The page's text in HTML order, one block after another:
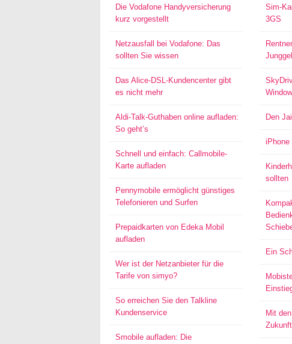
Die Vodafone Handyversicherung
kurz vorgestellt
Netzausfall bei Vodafone: Das
sollten Sie wissen
Das Alice-DSL-Kundencenter gibt
es nicht mehr
Aldi-Talk-Guthaben online aufladen:
So geht’s
Schnell und einfach: Callmobile-
Karte aufladen
Pennymobile ermöglicht günstiges
Telefonieren und Surfen
Prepaidkarten von Edeka Mobil
aufladen
Wer ist der Netzanbieter für die
Tarife von simyo?
So erreichen Sie den Talkline
Kundenservice
Smobile aufladen: Die
Sim-
3GS
Den
iPhone
sollten
Ein
Mit
Zukunft